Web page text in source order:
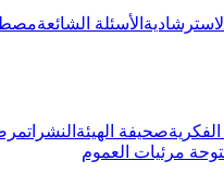
الأسئلة الشائعة
صحيفة الهيئة النشرات
مرئيات العموم